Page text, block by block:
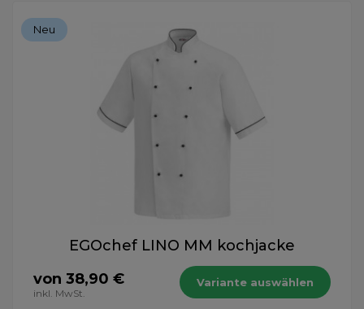
Neu
EGOchef LINO MM kochjacke
von 38,90 €
inkl. MwSt.
Variante auswählen